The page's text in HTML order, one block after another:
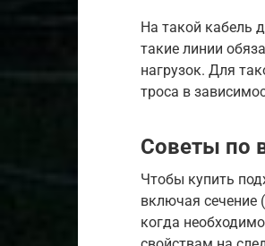
На такой кабель
такие линии
нагрузок. Для
троса в
Советы по
Чтобы купить
включая сечение
когда